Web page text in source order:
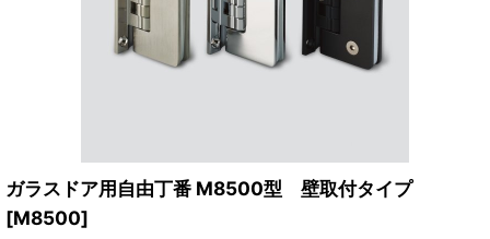
ガラスドア用自由丁番 M8500型 壁取付タイプ
[M8500]